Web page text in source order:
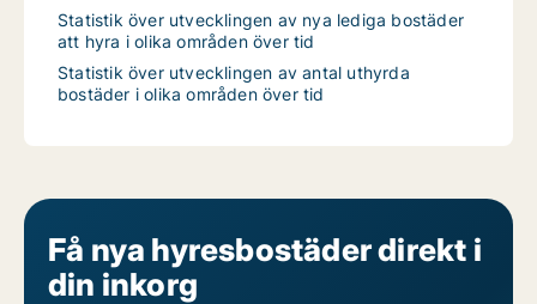
Statistik över utvecklingen av nya lediga bostäder
att hyra i olika områden över tid
Statistik över utvecklingen av antal uthyrda
bostäder i olika områden över tid
Få nya hyresbostäder direkt i
din inkorg